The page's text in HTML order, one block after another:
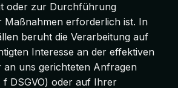
oder zur Durchführung
erforderlich ist. In
beruht die Verarbeitung auf
Interesse an der effektiven
an uns gerichteten Anfragen
f DSGVO) oder auf Ihrer